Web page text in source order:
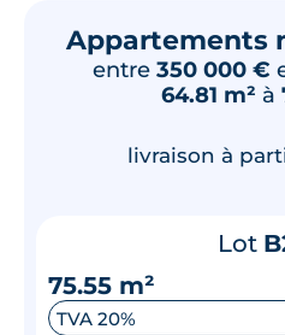
Appartements
entre 350 000 €
64.81 m² à
livraison à
Lot
75.55 m²
TVA 20%